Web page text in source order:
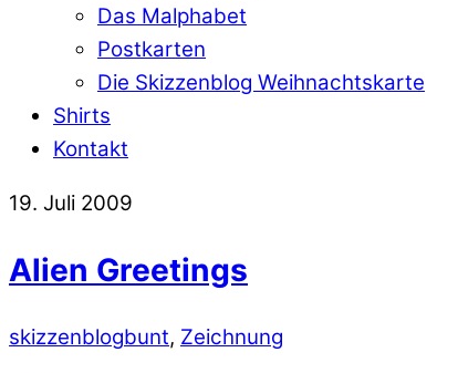
Das Malphabet
Postkarten
Die Skizzenblog Weihnachtskarte
Shirts
Kontakt
19. Juli 2009
Alien Greetings
skizzenblogbunt, Zeichnung